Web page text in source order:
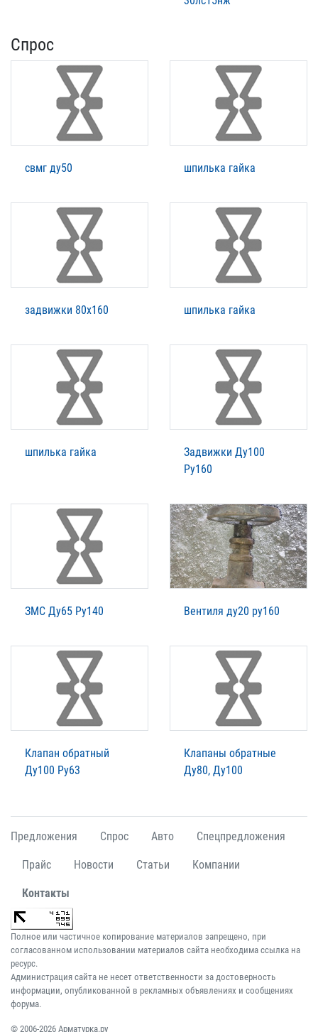
Спрос
свмг ду50 шпилька гайка
задвижки 80х160 шпилька гайка
шпилька гайка
Задвижки Ду100
Ру160
ЗМС Ду65 Ру140 Вентиля ду20 ру160
Клапан обратный
Ду100 Ру63
Клапаны обратные
Ду80, Ду100
Предложения Спрос Авто Спецпредложения
Прайс Новости Статьи Компании
Контакты
Полное или частичное копирование материалов запрещено, при
согласованном использовании материалов сайта необходима ссылка на
ресурс.
Администрация сайта не несет ответственности за достоверность
информации, опубликованной в рекламных объявлениях и сообщениях
форума.
© 2006-2026 Арматурка.ру